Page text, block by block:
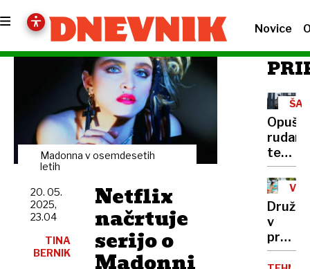
Novice
Madonna v osemdesetih
letih
Netflix
načrtuje
serijo o
20. 05.
2025,
23.04
TINA
BERNIK
terja
države
V
v
Več